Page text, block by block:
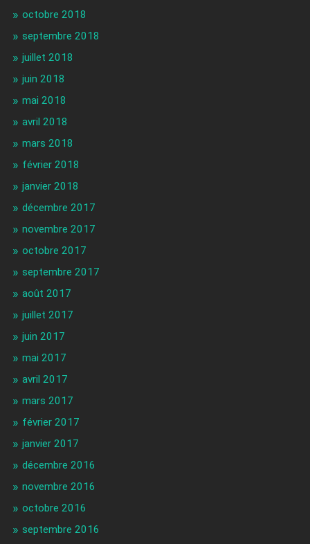
octobre 2018
septembre 2018
juillet 2018
juin 2018
mai 2018
avril 2018
mars 2018
février 2018
janvier 2018
décembre 2017
novembre 2017
octobre 2017
septembre 2017
août 2017
juillet 2017
juin 2017
mai 2017
avril 2017
mars 2017
février 2017
janvier 2017
décembre 2016
novembre 2016
octobre 2016
septembre 2016